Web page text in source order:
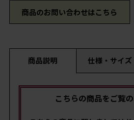
商品のお問い合わせはこちら
商品説明 仕様・サイズ
こちらの商品をご覧